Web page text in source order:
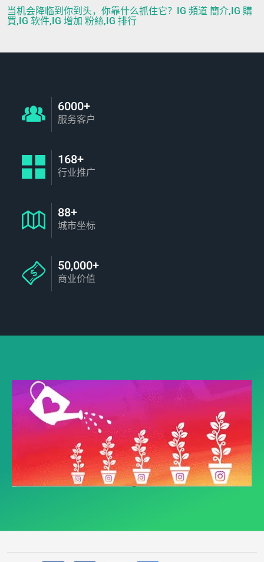
当机会降临到你到头，你靠什么抓住它？IG 頻道 簡介,IG 購
買,IG 软件,IG 增加 粉絲,IG 排行
6000+
服务客户
168+
行业推广
88+
城市坐标
50,000+
商业价值